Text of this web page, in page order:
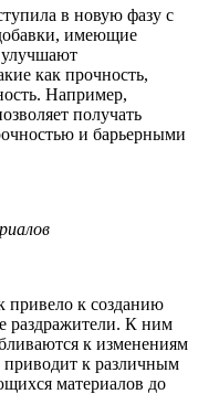
в новую фазу с
имеющие
улучшают
как прочность,
Например,
получать
и барьерными
привело к созданию
раздражители. К ним
к изменениям
приводит к различным
материалов до